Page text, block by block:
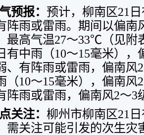
预报： 预计，柳南区21
阵雨或雷雨。期间以偏南
最高气温27～33℃（见附
有中雨（10～15毫米），
、有阵雨或雷雨，偏南风
（10～15毫米），偏南风
阵雨或雷雨，偏南风2～3
关注： 柳州市柳南区21
需关注可能引发的次生灾